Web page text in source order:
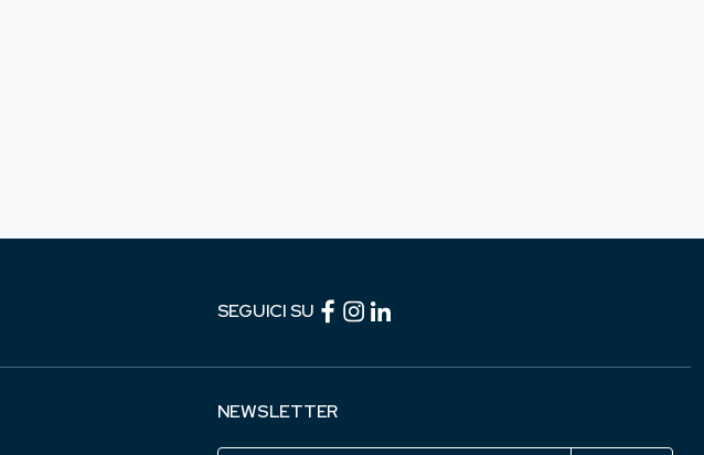
SEGUICI SU Facebook (link esterno)
Instagram (link esterno)
NEWSLETTER